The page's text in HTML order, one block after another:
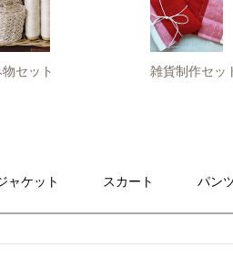
セット 雑貨制作セッ
ャケット スカート パン